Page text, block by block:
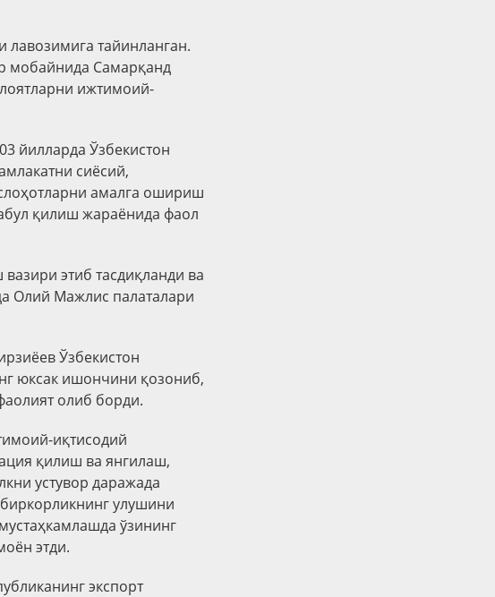
тайинланган.
мобайнида Самарқанд
ижтимоий-
йилларда Ўзбекистон
сиёсий,
амалга ошириш
қилиш жараёнида фаол
этиб тасдиқланди ва
Олий Мажлис палаталари
Ўзбекистон
юксак ишончини қозониб,
олиб борди.
иқтисодий
қилиш ва янгилаш,
устувор даражада
улушини
ўзининг
этди.
экспорт